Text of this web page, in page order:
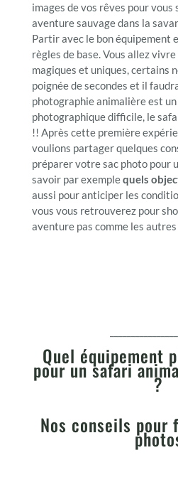
images de vos rêves pour
aventure sauvage dans la
Partir avec le bon équipement
règles de base. Vous allez
magiques et uniques, certains
poignée de secondes et il
photographie animalière est
photographique difficile, le
!! Après cette première
voulions partager quelques
préparer votre sac photo pour
savoir par exemplequels
aussi pour anticiper les
vous vous retrouverez pour
aventure pas comme les autres
Quel équipement
pour un safari
?
Nos conseils pour